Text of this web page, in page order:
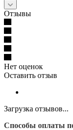
Отзывы
Нет оценок
Оставить отзыв
Загрузка отзывов...
Способы оплаты